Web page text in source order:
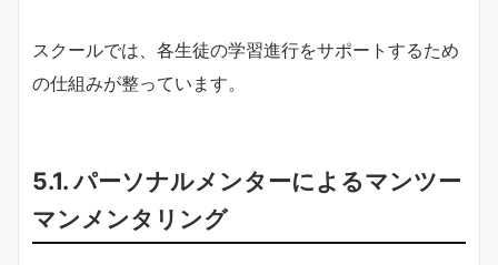
スクールでは、各生徒の学習進行をサポートするため
の仕組みが整っています。
5.1. パーソナルメンターによるマンツー
マンメンタリング